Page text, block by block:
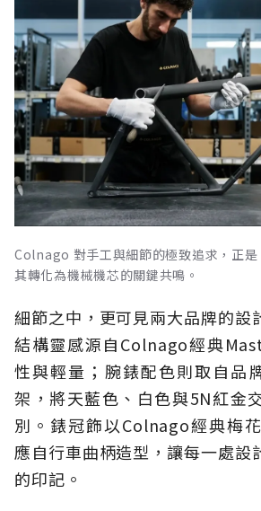
Colnago 對手工與細節的極致追求，正是
其轉化為機械機芯的關鍵共鳴。
細節之中，更可見兩大品牌的設
結構靈感源自Colnago經典
性與輕量；腕錶配色則取自品
架，將天藍色、白色與5N紅金
別。錶冠飾以Colnago經典梅
應自行車曲柄造型，讓每一處設
的印記。